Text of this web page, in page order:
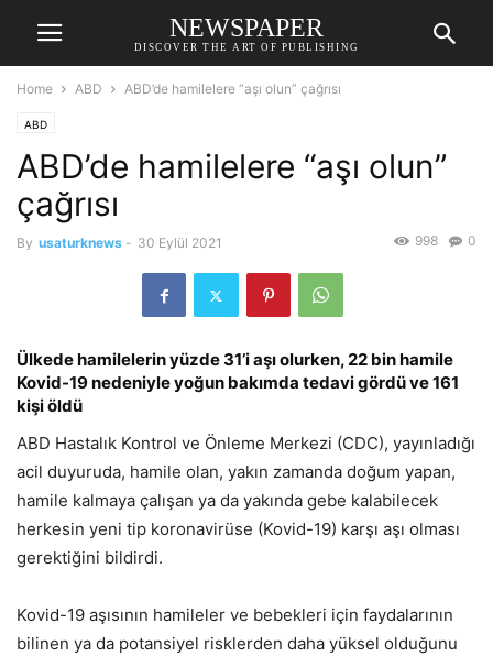
NEWSPAPER
DISCOVER THE ART OF PUBLISHING
Home ABD ABD’de hamilelere “aşı olun” çağrısı
ABD
ABD’de hamilelere “aşı olun”
çağrısı
By usaturknews - 30 Eylül 2021 0
998
Ülkede hamilelerin yüzde 31’i aşı olurken, 22 bin hamile
Kovid-19 nedeniyle yoğun bakımda tedavi gördü ve 161
kişi öldü
ABD Hastalık Kontrol ve Önleme Merkezi (CDC), yayınladığı
acil duyuruda, hamile olan, yakın zamanda doğum yapan,
hamile kalmaya çalışan ya da yakında gebe kalabilecek
herkesin yeni tip koronavirüse (Kovid-19) karşı aşı olması
gerektiğini bildirdi.
Kovid-19 aşısının hamileler ve bebekleri için faydalarının
bilinen ya da potansiyel risklerden daha yüksel olduğunu